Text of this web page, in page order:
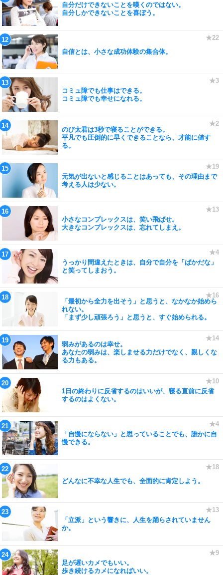
自分だけできないことを嘆くのではない。
自分しかできないことを喜ぼう。
自信とは、小さな成功体験の集合体。
コミュ障でも仕事はできる。
コミュ障でも幸せになれる。
のび太君は3秒で寝ることができる。
平凡でも圧倒的に早くできることなら、才能に値す
る。
元気が出ないと感じることはあっても、その理由まで
考える人は少ない。
小さなコンプレックスは、笑い飛ばせ。
大きなコンプレックスは、忘れてしまえ。
うっかり間違えたときは、自分で自分を「ばかだな」
と笑ってしまおう。
「最初から全力を出そう」と思うと、なかなか始めら
れない。
「まず少し頑張ろう」と思うと、すぐ始められる。
弱みがあるのは幸せ。
あなたの弱みは、楽しませる力だけでなく、親しくな
る力もある。
1日の終わりに反省するのはいいが、寝る直前に反省
するのはよくない。
「自慢にならない」と思っていることでも、誰かに自
慢できる。
どんなに不幸な人生でも、全面的に肯定しよう。
「立派」という響きに、人生を踊らされていません
か。
足が遅いカメでもいい。
歩き続けるカメになればいい。